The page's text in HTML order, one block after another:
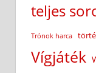
teljes
Trónok harca
Vígjáték